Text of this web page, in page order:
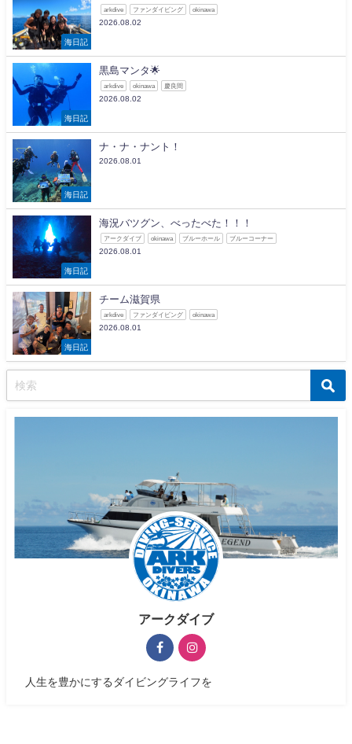
海日記
arkdive ファンダイビング okinawa
2026.08.02
海日記
黒島マンタ🌟
arkdive okinawa 慶良間
2026.08.02
海日記
ナ・ナ・ナント！
2026.08.01
海日記
海況バツグン、べったべた！！！
アークダイブ okinawa ブルーホール ブルーコーナー
2026.08.01
海日記
チーム滋賀県
arkdive ファンダイビング okinawa
2026.08.01
アークダイブ
人生を豊かにするダイビングライフを